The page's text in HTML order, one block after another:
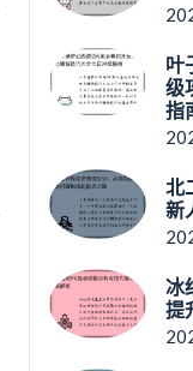
叶
级
指
北
新
冰
提